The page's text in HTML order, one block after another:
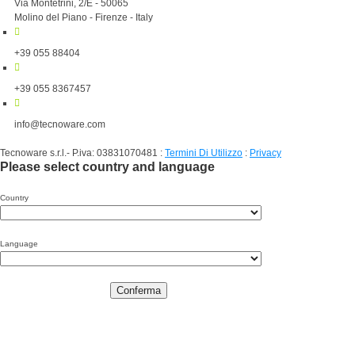
Via Montetrini, 2/E - 50065
Molino del Piano - Firenze - Italy
+39 055 88404
+39 055 8367457
info@tecnoware.com
Tecnoware s.r.l.- P.iva: 03831070481 : Termini Di Utilizzo : Privacy
Please select country and language
Country
Language
Conferma